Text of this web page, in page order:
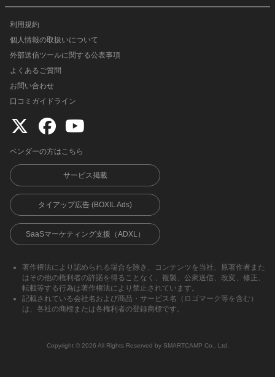
利用規約
個人情報の取扱いについて
外部送信ツールに関する公表事項
よくあるご質問
お問い合わせ
口コミガイドライン
ベンダーの方はこちら
サービス掲載
タイアップ広告 (BOXIL Ads)
SaaSマーケティング支援（ADXL）
著作権法により認められる場合を除き、コンテンツを当社、原著作者また
はその他の権利者の許諾を得ることなく、複製、公衆送信、改変、修正、
転載等する行為は著作権法により禁止されています。
記載されている会社名および商品・サービス名（ロゴマーク等を含む）
は、各社の商標または各権利者の登録商標です。
Copyright ©︎ 2026 All Rights Reserved by SMARTCAMP Co., Ltd.